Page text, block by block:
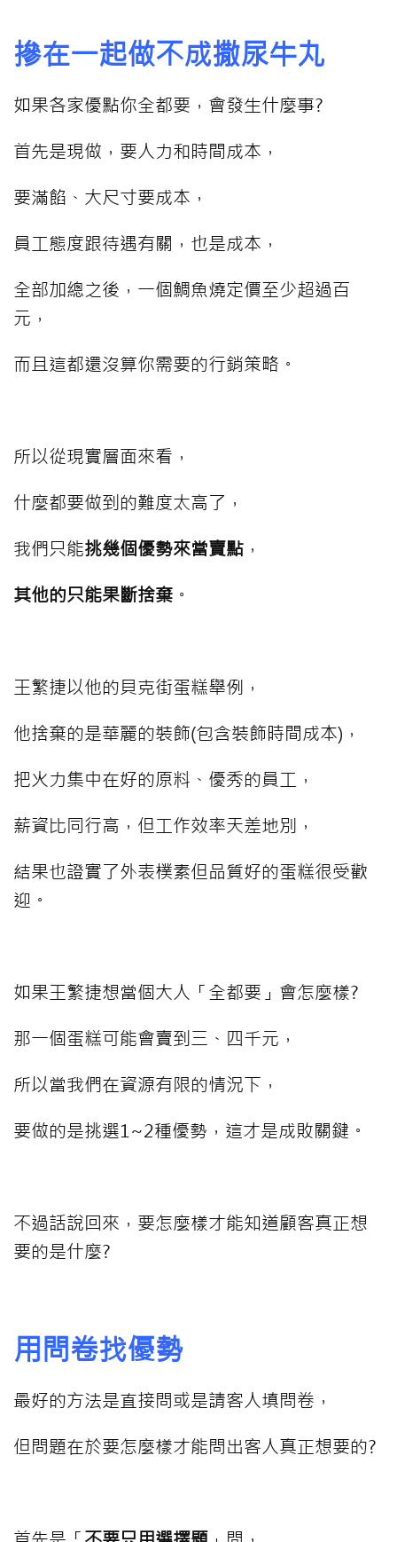
摻在一起做不成撒尿牛丸
如果各家優點你全都要，會發生什麼事?
首先是現做，要人力和時間成本，
要滿餡、大尺寸要成本，
員工態度跟待遇有關，也是成本，
全部加總之後，一個鯛魚燒定價至少超過百
元，
而且這都還沒算你需要的行銷策略。
所以從現實層面來看，
什麼都要做到的難度太高了，
我們只能挑幾個優勢來當賣點 ，
其他的只能果斷捨棄 。
王繁捷以他的貝克街蛋糕舉例，
他捨棄的是華麗的裝飾(包含裝飾時間成本)，
把火力集中在好的原料、優秀的員工，
薪資比同行高，但工作效率天差地別，
結果也證實了外表樸素但品質好的蛋糕很受歡
迎。
如果王繁捷想當個大人「全都要」會怎麼樣?
那一個蛋糕可能會賣到三、四千元，
所以當我們在資源有限的情況下，
要做的是挑選1~2種優勢，這才是成敗關鍵。
不過話說回來，要怎麼樣才能知道顧客真正想
要的是什麼?
用問卷找優勢
最好的方法是直接問或是請客人填問卷，
但問題在於要怎麼樣才能問出客人真正想要的?